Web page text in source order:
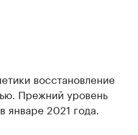
восстановление
Прежний уровень
январе 2021 года.